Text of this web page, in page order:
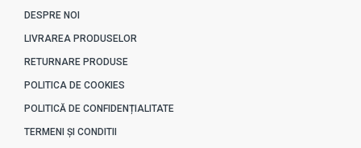
DESPRE NOI
LIVRAREA PRODUSELOR
RETURNARE PRODUSE
POLITICA DE COOKIES
POLITICĂ DE CONFIDENȚIALITATE
TERMENI ȘI CONDITII